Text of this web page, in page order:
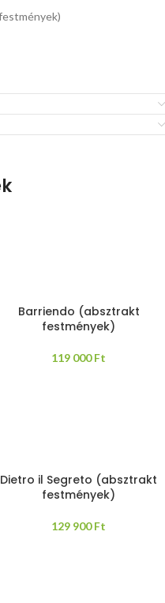
Barriendo (absztrakt
festmények)
119 000Ft
Dietro il Segreto (absztrakt
festmények)
129 900Ft